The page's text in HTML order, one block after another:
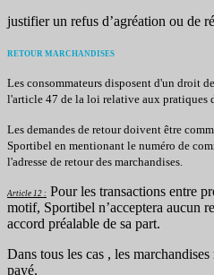
justifier un refus d’agréation ou de
RETOUR MARCHANDISES
Les consommateurs disposent d'un droit
l'article 47 de la loi relative aux pratiques
Les demandes de retour doivent être
Sportibel en mentionant le numéro de
l'adresse de retour des marchandises.
Article 12 : Pour les transactions entre
motif, Sportibel n’acceptera aucun
accord préalable de sa part.
Dans tous les cas , les
payé.